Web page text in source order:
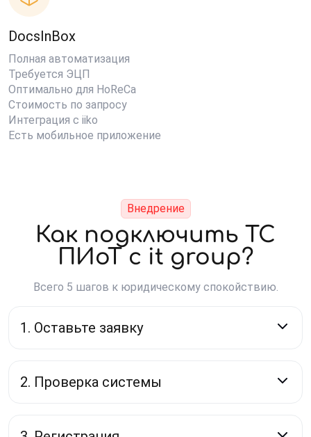
DocsInBox
Полная автоматизация
Требуется ЭЦП
Оптимально для HoReCa
Стоимость по запросу
Интеграция с iiko
Есть мобильное приложение
Внедрение
Как подключить ТС
ПИоТ с it group?
Всего 5 шагов к юридическому спокойствию.
1. Оставьте заявку
2. Проверка системы